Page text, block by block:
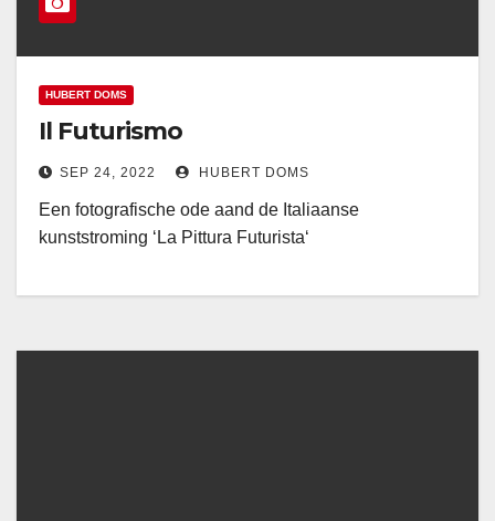
HUBERT DOMS
Il Futurismo
SEP 24, 2022 HUBERT DOMS
Een fotografische ode aand de Italiaanse
kunststroming ‘La Pittura Futurista‘